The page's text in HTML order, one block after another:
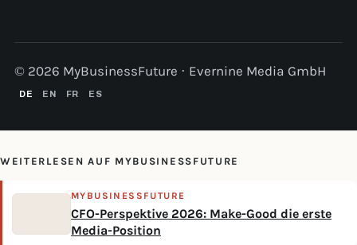
© 2026 MyBusinessFuture · Evernine Media GmbH
DE EN FR ES
WEITERLESEN AUF MYBUSINESSFUTURE
MYBUSINESSFUTURE
CFO-Perspektive 2026: Make-Good die erste
Media-Position